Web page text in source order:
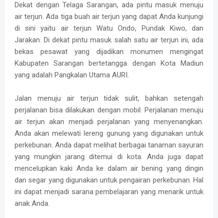
Dekat dengan Telaga Sarangan, ada pintu masuk menuju
air terjun. Ada tiga buah air terjun yang dapat Anda kunjungi
di sini yaitu air terjun Watu Ondo, Pundak Kiwo, dan
Jarakan. Di dekat pintu masuk salah satu air terjun ini, ada
bekas pesawat yang dijadikan monumen mengingat
Kabupaten Sarangan bertetangga dengan Kota Madiun
yang adalah Pangkalan Utama AURI.
Jalan menuju air terjun tidak sulit, bahkan setengah
perjalanan bisa dilakukan dengan mobil. Perjalanan menuju
air terjun akan menjadi perjalanan yang menyenangkan.
Anda akan melewati lereng gunung yang digunakan untuk
perkebunan. Anda dapat melihat berbagai tanaman sayuran
yang mungkin jarang ditemui di kota. Anda juga dapat
mencelupkan kaki Anda ke dalam air bening yang dingin
dan segar yang digunakan untuk pengairan perkebunan. Hal
ini dapat menjadi sarana pembelajaran yang menarik untuk
anak Anda.